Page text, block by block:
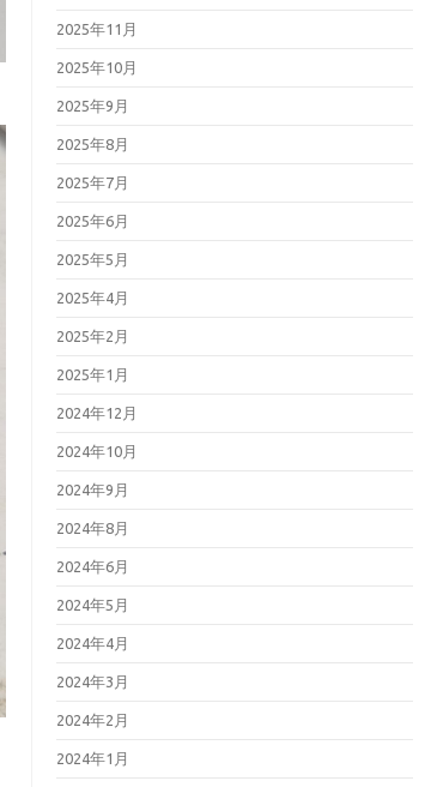
2025年11月
2025年10月
2025年9月
2025年8月
2025年7月
2025年6月
2025年5月
2025年4月
2025年2月
2025年1月
2024年12月
2024年10月
2024年9月
2024年8月
2024年6月
2024年5月
2024年4月
2024年3月
2024年2月
2024年1月